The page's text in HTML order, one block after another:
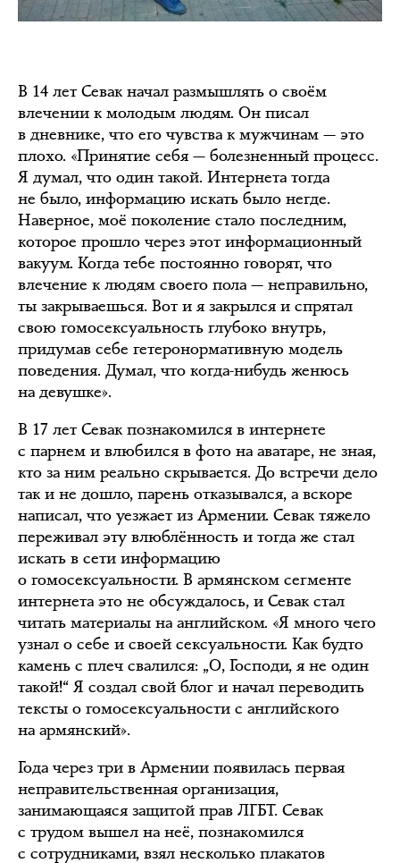
В 14 лет Севак начал размышлять о своём
влечении к молодым людям. Он писал
в дневнике, что его чувства к мужчинам — это
плохо. «Принятие себя — болезненный процесс.
Я думал, что один такой. Интернета тогда
не было, информацию искать было негде.
Наверное, моё поколение стало последним,
которое прошло через этот информационный
вакуум. Когда тебе постоянно говорят, что
влечение к людям своего пола — неправильно,
ты закрываешься. Вот и я закрылся и спрятал
свою гомосексуальность глубоко внутрь,
придумав себе гетеронормативную модель
поведения. Думал, что когда-нибудь женюсь
на девушке».
В 17 лет Севак познакомился в интернете
с парнем и влюбился в фото на аватаре, не зная,
кто за ним реально скрывается. До встречи дело
так и не дошло, парень отказывался, а вскоре
написал, что уезжает из Армении. Севак тяжело
переживал эту влюблённость и тогда же стал
искать в сети информацию
о гомосексуальности. В армянском сегменте
интернета это не обсуждалось, и Севак стал
читать материалы на английском. «Я много чего
узнал о себе и своей сексуальности. Как будто
камень с плеч свалился: „О, Господи, я не один
такой!“ Я создал свой блог и начал переводить
тексты о гомосексуальности с английского
на армянский».
Года через три в Армении появилась первая
неправительственная организация,
занимающаяся защитой прав ЛГБТ. Севак
с трудом вышел на неё, познакомился
с сотрудниками, взял несколько плакатов